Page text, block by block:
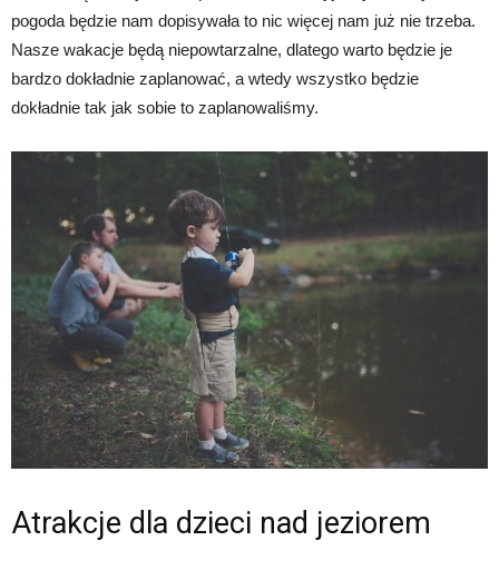
pogoda będzie nam dopisywała to nic więcej nam już nie trzeba.
Nasze wakacje będą niepowtarzalne, dlatego warto będzie je
bardzo dokładnie zaplanować, a wtedy wszystko będzie
dokładnie tak jak sobie to zaplanowaliśmy.
Atrakcje dla dzieci nad jeziorem